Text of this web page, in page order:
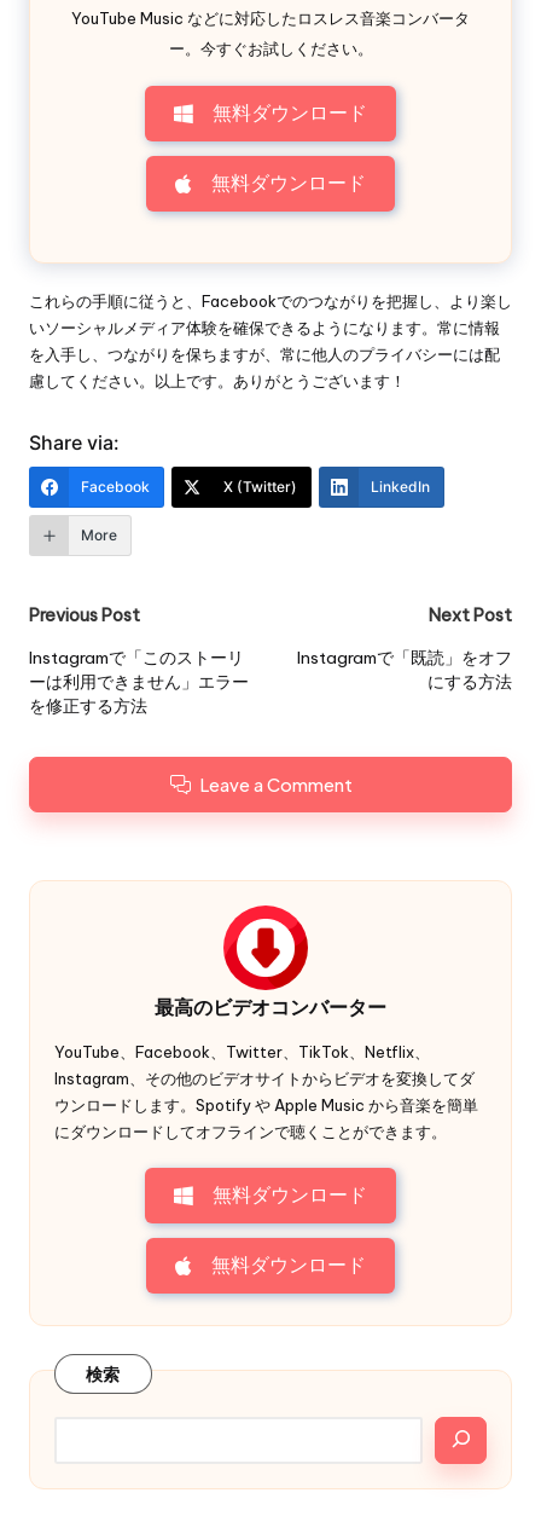
YouTube Music などに対応したロスレス音楽コンバータ
ー。今すぐお試しください。
無料ダウンロード
無料ダウンロード
これらの手順に従うと、Facebookでのつながりを把握し、より楽し
いソーシャルメディア体験を確保できるようになります。常に情報
を入手し、つながりを保ちますが、常に他人のプライバシーには配
慮してください。以上です。ありがとうございます！
Share via:
Facebook X (Twitter) LinkedIn
More
Post
navigation
Previous Post
Instagramで「このストーリ
ーは利用できません」エラー
を修正する方法
Next Post
Instagramで「既読」をオフ
にする方法
Leave a Comment
最高のビデオコンバーター
YouTube、Facebook、Twitter、TikTok、Netflix、
Instagram、その他のビデオサイトからビデオを変換してダ
ウンロードします。Spotify や Apple Music から音楽を簡単
にダウンロードしてオフラインで聴くことができます。
無料ダウンロード
無料ダウンロード
検索